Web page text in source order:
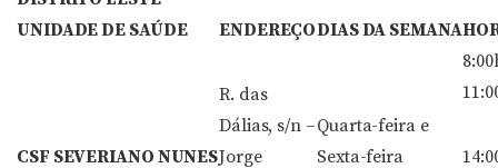
UNIDADE DE SAÚDE
ENDEREÇODIAS DA SEMANA
CSF SEVERIANO NUNES
R. das
Dálias, s/n –
Jorge
Quarta-feira e
Sexta-feira